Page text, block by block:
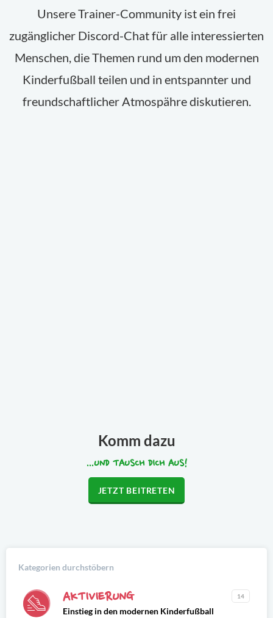
Unsere Trainer-Community ist ein frei
zugänglicher Discord-Chat für alle interessierten
Menschen, die Themen rund um den modernen
Kinderfußball teilen und in entspannter und
freundschaftlicher Atmospähre diskutieren.
Komm dazu
...UND TAUSCH DICH AUS!
JETZT BEITRETEN
Kategorien durchstöbern
AKTIVIERUNG 14
Einstieg in den modernen Kinderfußball